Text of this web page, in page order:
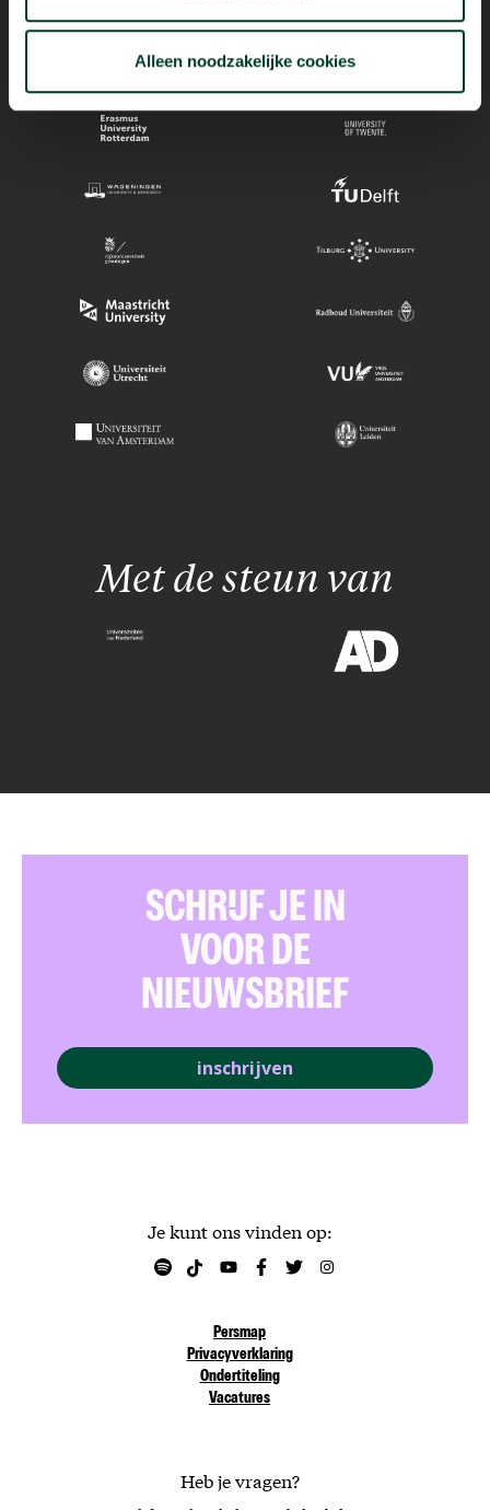
Alleen noodzakelijke cookies
Met de steun van
Je kunt ons vinden op:
Persmap
Privacyverklaring
Ondertiteling
Vacatures
Heb je vragen?
SCHRIJF JE IN
VOOR DE
NIEUWSBRIEF
inschrijven